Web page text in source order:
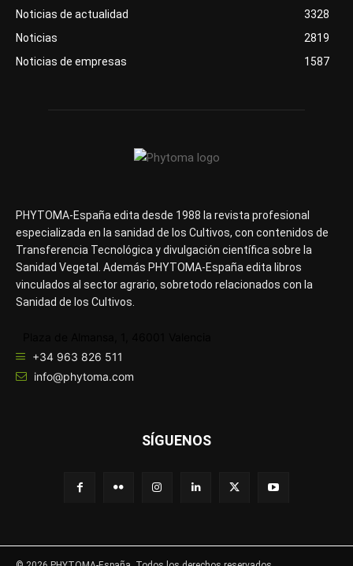
Noticias de actualidad
3328
Noticias
2819
Noticias de empresas
1587
PHYTOMA-España edita desde 1988 la revista profesional
especializada en la sanidad de los Cultivos, con contenidos de
Transferencia Tecnológica y divulgación científica sobre la
Sanidad Vegetal. Además PHYTOMA-España edita libros
vinculados al sector agrario, sobretodo relacionados con la
Sanidad de los Cultivos.
+34 963 826 511
info@phytoma.com
SÍGUENOS